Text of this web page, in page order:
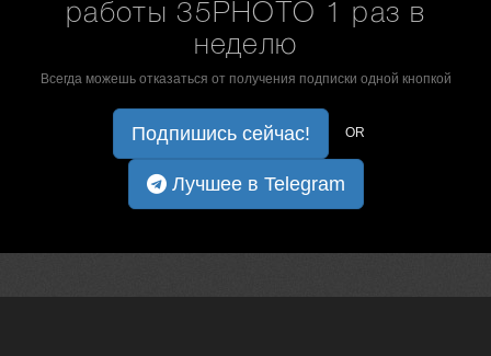
работы 35PHOTO 1 раз в
неделю
Всегда можешь отказаться от получения подписки одной кнопкой
Подпишись сейчас! OR
Лучшее в Telegram